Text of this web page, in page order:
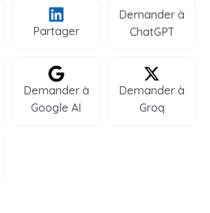
Partager
Demander à
ChatGPT
Demander à
Google AI
Demander à
Groq